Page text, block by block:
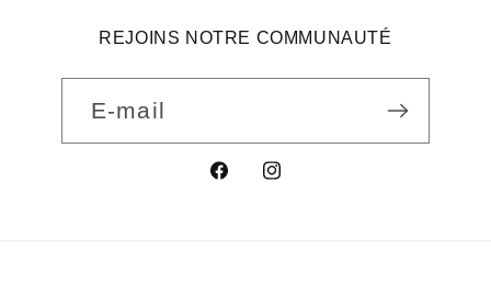
REJOINS NOTRE COMMUNAUTÉ
E-mail
FacebookInstagram